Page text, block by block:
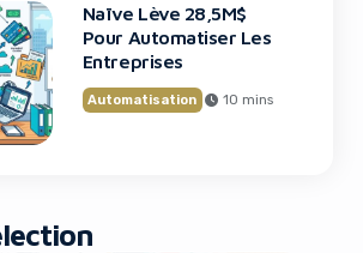
Naïve Lève 28,5M$
Pour Automatiser Les
Entreprises
Automatisation 10 mins